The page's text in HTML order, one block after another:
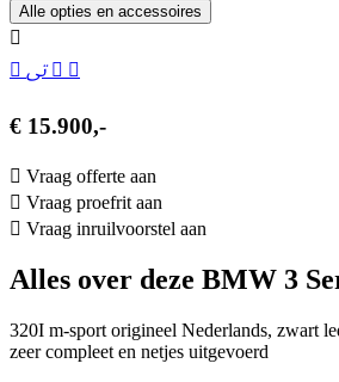
Alle opties en accessoires
€ 15.900,-
Vraag offerte aan
Vraag proefrit aan
Vraag inruilvoorstel aan
Alles over deze BMW 3
320I m-sport origineel Nederlands, zwart
zeer compleet en netjes uitgevoerd